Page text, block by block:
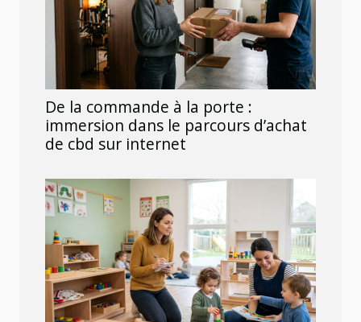
De la commande à la porte :
immersion dans le parcours d’achat
de cbd sur internet